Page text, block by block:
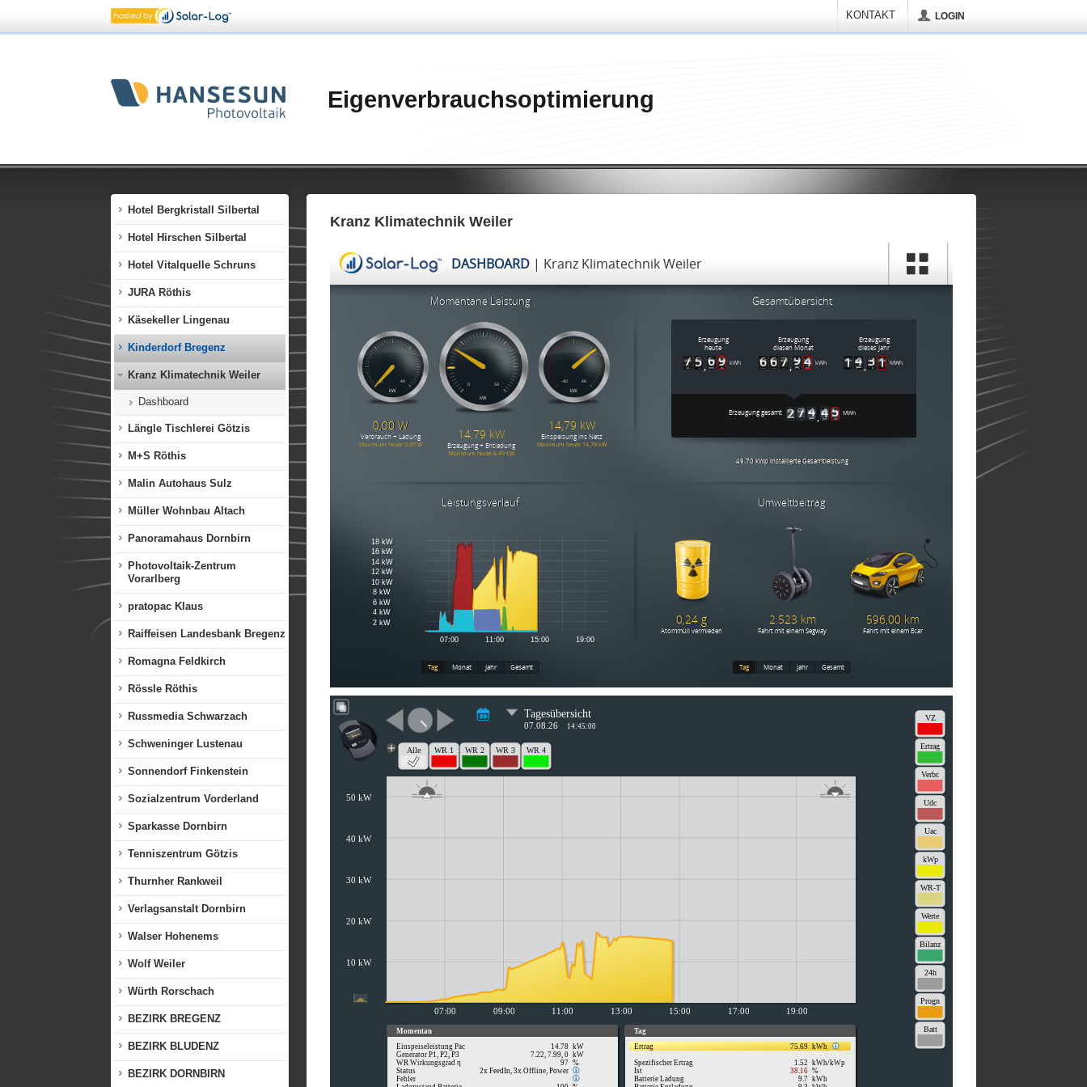
KONTAKT LOGIN
Eigenverbrauchsoptimierung
Fliesenpool Nenzing
Gemeinde Zwischenwasser
Hotel Bergkristall Silbertal
Hotel Hirschen Silbertal
Hotel Vitalquelle Schruns
JURA Röthis
Käsekeller Lingenau
Kinderdorf Bregenz
Kranz Klimatechnik Weiler
Dashboard
Längle Tischlerei Götzis
M+S Röthis
Malin Autohaus Sulz
Müller Wohnbau Altach
Panoramahaus Dornbirn
Photovoltaik-Zentrum
Vorarlberg
pratopac Klaus
Raiffeisen Landesbank Bregenz
Romagna Feldkirch
Rössle Röthis
Russmedia Schwarzach
Schweninger Lustenau
Sonnendorf Finkenstein
Sozialzentrum Vorderland
Sparkasse Dornbirn
Tenniszentrum Götzis
Thurnher Rankweil
Verlagsanstalt Dornbirn
Walser Hohenems
Wolf Weiler
Würth Rorschach
BEZIRK BREGENZ
BEZIRK BLUDENZ
BEZIRK DORNBIRN
Kranz Klimatechnik Weiler